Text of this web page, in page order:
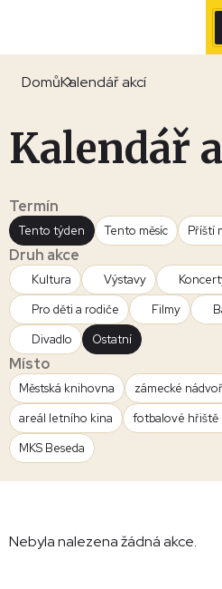
DomůKalendář akcí
Kalendář
Termín
Tento týden Tento měsíc Příští
Druh akce
Kultura Výstavy
Pro děti a rodiče
Filmy
Divadlo
Ostatní
Místo
Městská knihovna zámecké
areál letního kina
fotbalové hřiště
MKS Beseda
Nebyla nalezena žádná akce.